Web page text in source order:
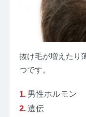
抜け毛が増えたり
つです。
男性ホルモン
遺伝